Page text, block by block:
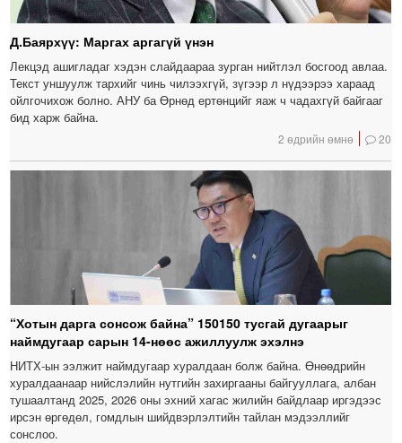
Д.Баярхүү: Маргах аргагүй үнэн
Лекцэд ашигладаг хэдэн слайдаараа зурган нийтлэл босгоод авлаа.
Текст уншуулж тархийг чинь чилээхгүй, зүгээр л нүдээрээ хараад
ойлгочихож болно. АНУ ба Өрнөд ертөнцийг яаж ч чадахгүй байгааг
бид харж байна.
2 өдрийн өмнө 20
“Хотын дарга сонсож байна” 150150 тусгай дугаарыг
наймдугаар сарын 14-нөөс ажиллуулж эхэлнэ
НИТХ-ын ээлжит наймдугаар хуралдаан болж байна. Өнөөдрийн
хуралдаанаар нийслэлийн нутгийн захиргааны байгууллага, албан
тушаалтанд 2025, 2026 оны эхний хагас жилийн байдлаар иргэдээс
ирсэн өргөдөл, гомдлын шийдвэрлэлтийн тайлан мэдээллийг
сонслоо.